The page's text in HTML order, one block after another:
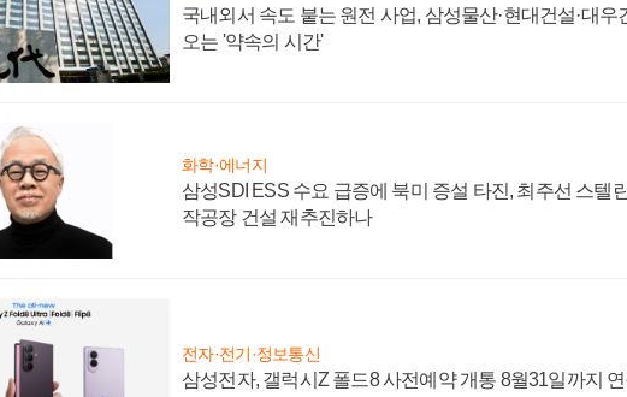
국내외서 속도 붙는 원전 사업, 삼성물산·현대건설·대우
오는 '약속의 시간'
화학·에너지
삼성SDI ESS 수요 급증에 북미 증설 타진, 최주선 스텔
작공장 건설 재추진하나
전자·전기·정보통신
삼성전자, 갤럭시Z 폴드8 사전예약 개통 8월31일까지